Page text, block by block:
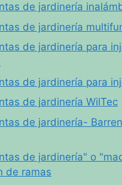
de jardinería
de jardinería
de jardinería para
de jardinería para
de jardinería WilTec
de jardinería-
de jardinería" o
de ramas